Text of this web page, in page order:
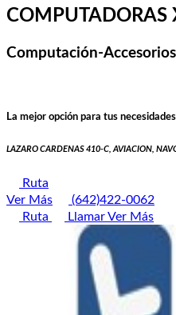
COMPUTADORAS
Computación-
La mejor opción para tus
LAZARO CARDENAS 410-C, AVIACION,
Ruta
Ver Más
(642)422-0062
Ruta
LlamarVer Más